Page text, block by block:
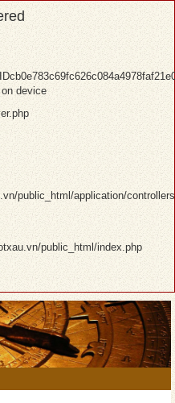
device
public_html/application/
public_html/index.php